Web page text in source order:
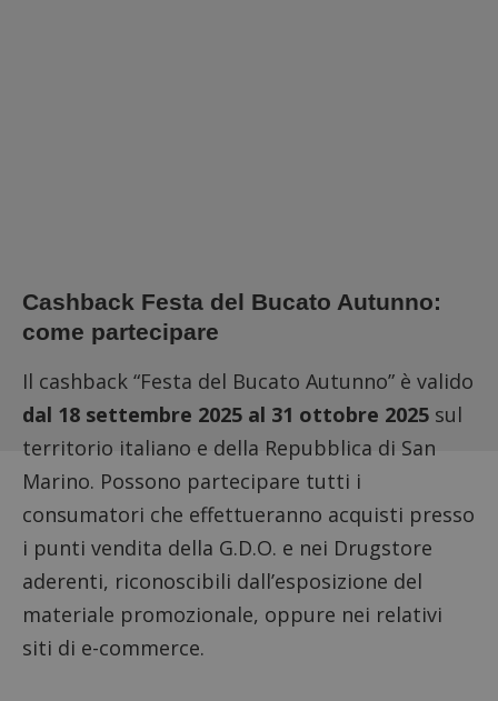
Cashback Festa del Bucato Autunno:
come partecipare
Il cashback “Festa del Bucato Autunno” è valido
dal 18 settembre 2025 al 31 ottobre 2025 sul
territorio italiano e della Repubblica di San
Marino. Possono partecipare tutti i
consumatori che effettueranno acquisti presso
i punti vendita della G.D.O. e nei Drugstore
aderenti, riconoscibili dall’esposizione del
materiale promozionale, oppure nei relativi
siti di e-commerce.